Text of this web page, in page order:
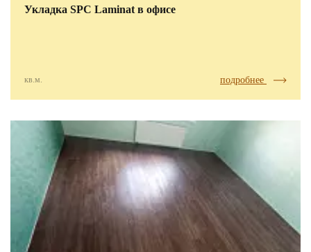
Укладка SPC Laminat в офисе
кв.м. подробнее